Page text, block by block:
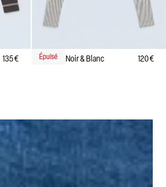
135 € Épuisé
Dana - Noir & Blanc 120 €